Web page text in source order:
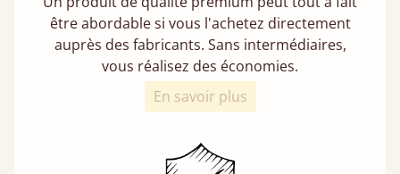
être abordable si vous l'achetez directement
auprès des fabricants. Sans intermédiaires,
vous réalisez des économies.
En savoir plus